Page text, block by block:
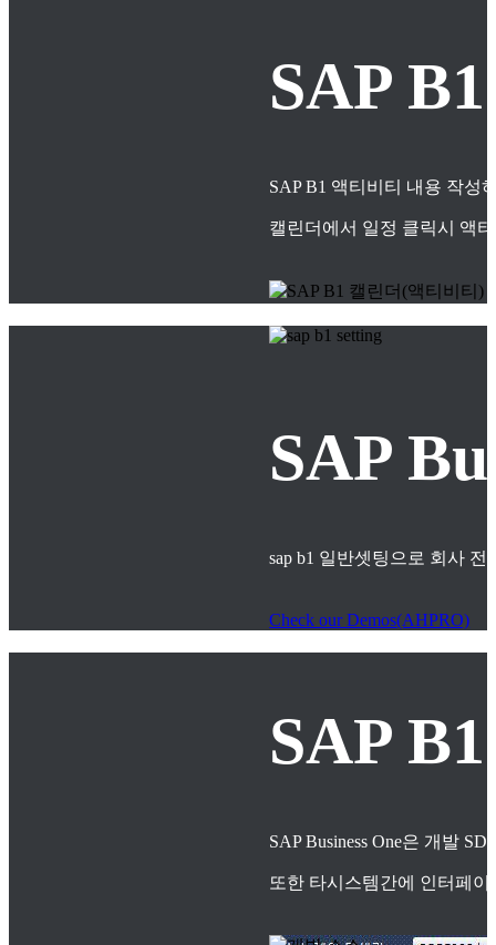
SAP
SAP B1 액티비티 내용 작성
캘린더에서 일정 클릭시 액
SAP
sap b1 일반셋팅으로 회사
Check our Demos(AHPRO)
SAP
SAP Business One은 개발
또한 타시스템간에 인터페